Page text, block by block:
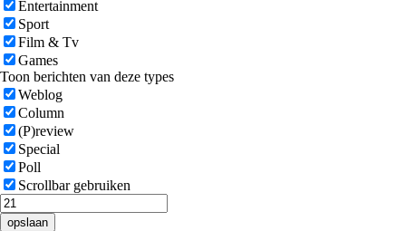
Entertainment
Sport
Film & Tv
Games
Toon berichten van deze types
Weblog
Column
(P)review
Special
Poll
Scrollbar gebruiken
opslaan